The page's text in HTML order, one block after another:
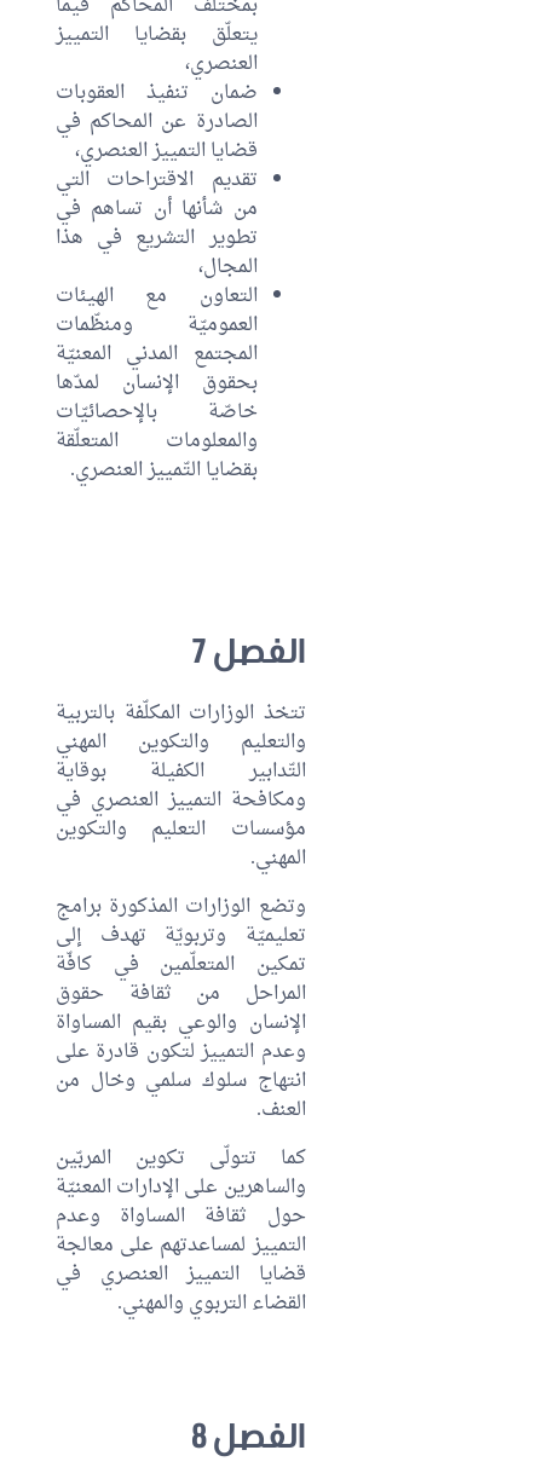
يتعلّق بقضايا التمييز
العنصري،
ضمان تنفيذ العقوبات
الصادرة عن المحاكم في
قضايا التمييز العنصري،
تقديم الاقتراحات التي
من شأنها أن تساهم في
تطوير التشريع في هذا
المجال،
التعاون مع الهيئات
العموميّة ومنظّمات
المجتمع المدني المعنيّة
بحقوق الإنسان لمدّها
خاصّة بالإحصائيّات
والمعلومات المتعلّقة
بقضايا التّمييز العنصري.
الفصل 7
تتخذ الوزارات المكلّفة بالتربية
والتعليم والتكوين المهني
التّدابير الكفيلة بوقاية
ومكافحة التمييز العنصري في
مؤسسات التعليم والتكوين
المهني.
وتضع الوزارات المذكورة برامج
تعليميّة وتربويّة تهدف إلى
تمكين المتعلّمين في كافّة
المراحل من ثقافة حقوق
الإنسان والوعي بقيم المساواة
وعدم التمييز لتكون قادرة على
انتهاج سلوك سلمي وخال من
العنف.
كما تتولّى تكوين المربّين
والساهرين على الإدارات المعنيّة
حول ثقافة المساواة وعدم
التمييز لمساعدتهم على معالجة
قضايا التمييز العنصري في
القضاء التربوي والمهني.
الفصل 8